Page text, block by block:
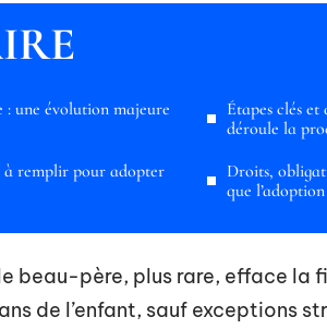
une évolution majeure
à remplir pour adopter
Étapes clés
déroule la
Droits,
que
beau-père, plus rare, efface la
de l’enfant, sauf exceptions